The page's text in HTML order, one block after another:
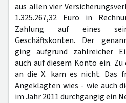
aus allen vier
1.325.267,32 Euro in
Zahlung auf eines
Geschäftskonten. Der
ging aufgrund zahlreicher
auch auf diesem Konto ein.
an die X. kam es nicht. Das
Angeklagten wies - wie auch
im Jahr 2011 durchgängig ein